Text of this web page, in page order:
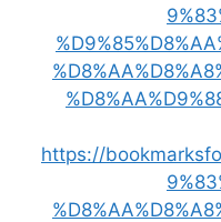
https://